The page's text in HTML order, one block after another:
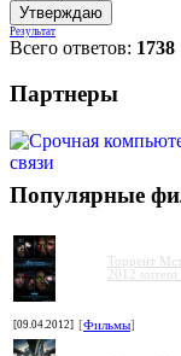
Результат
Всего ответов: 1738
Партнеры
Популярные
Торрент
2012
[09.04.2012] [Фильмы]